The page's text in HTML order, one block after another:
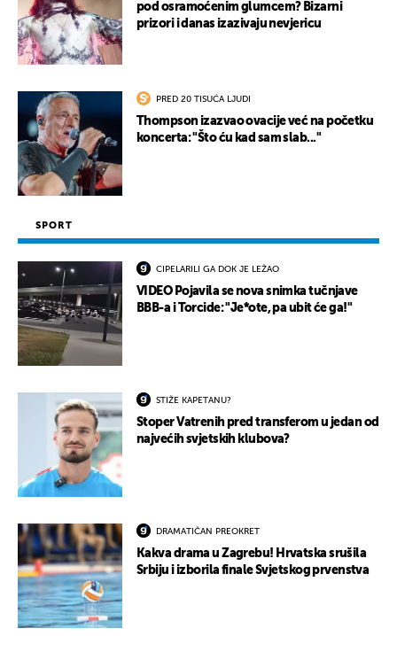
pod osramoćenim glumcem? Bizarni
prizori i danas izazivaju nevjericu
PRED 20 TISUĆA LJUDI
Thompson izazvao ovacije već na početku
koncerta: "Što ću kad sam slab..."
SPORT
CIPELARILI GA DOK JE LEŽAO
VIDEO Pojavila se nova snimka tučnjave
BBB-a i Torcide: "Je*ote, pa ubit će ga!"
STIŽE KAPETANU?
Stoper Vatrenih pred transferom u jedan od
najvećih svjetskih klubova?
DRAMATIČAN PREOKRET
Kakva drama u Zagrebu! Hrvatska srušila
Srbiju i izborila finale Svjetskog prvenstva